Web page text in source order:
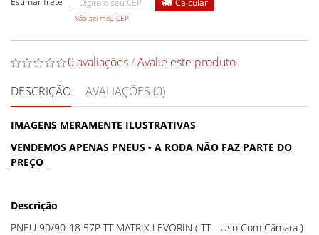
Não sei meu CEP
0 avaliações/Avalie este produto
DESCRIÇÃO
AVALIAÇÕES (0)
IMAGENS MERAMENTE ILUSTRATIVAS
VENDEMOS APENAS PNEUS - A RODA NÃO FAZ PARTE DO
PREÇO
Descrição
PNEU 90/90-18 57P TT MATRIX LEVORIN ( TT - Uso Com Câmara )